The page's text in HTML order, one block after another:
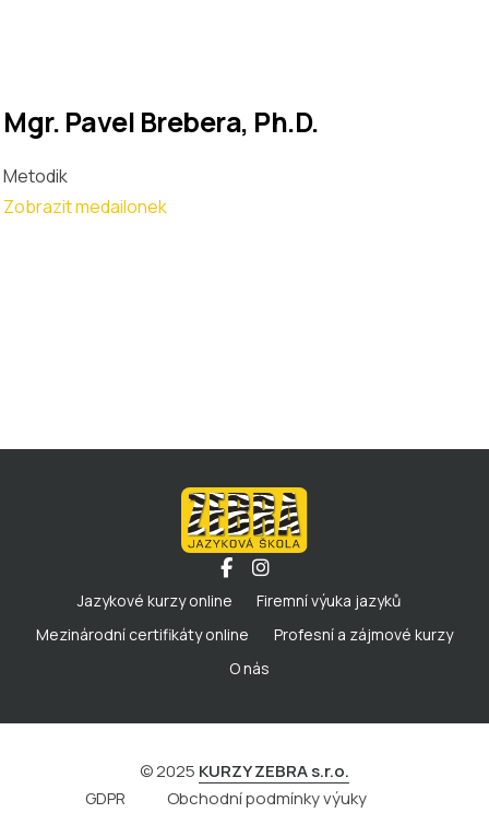
Mgr. Pavel Brebera, Ph.D.
Metodik
Zobrazit medailonek
Jazykové kurzy online
Firemní výuka jazyků
Mezinárodní certifikáty online
Profesní a zájmové kurzy
O nás
© 2025 KURZY ZEBRA s.r.o.
GDPR
Obchodní podmínky výuky